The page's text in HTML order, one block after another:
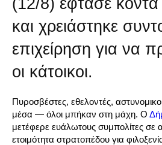
και χρειάστηκε
επιχείρηση για να
οι κάτοικοι.
Πυροσβέστες, εθελοντές,
μέσα — όλοι μπήκαν στη μάχη. Ο
μετέφερε ευάλωτους συμπολίτες σε
ετοιμότητα στρατοπέδου για